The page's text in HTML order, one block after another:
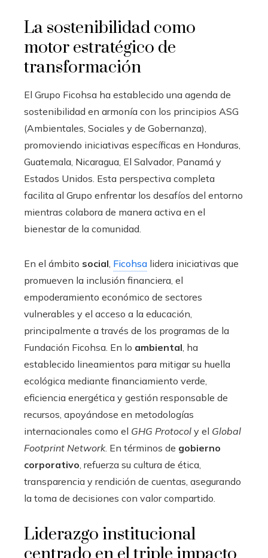
La sostenibilidad como
motor estratégico de
transformación
El Grupo Ficohsa ha establecido una agenda de
sostenibilidad en armonía con los principios ASG
(Ambientales, Sociales y de Gobernanza),
promoviendo iniciativas específicas en Honduras,
Guatemala, Nicaragua, El Salvador, Panamá y
Estados Unidos. Esta perspectiva completa
facilita al Grupo enfrentar los desafíos del entorno
mientras colabora de manera activa en el
bienestar de la comunidad.
En el ámbito social Ficohsa lidera iniciativas que
promueven la inclusión financiera, el
empoderamiento económico de sectores
vulnerables y el acceso a la educación,
principalmente a través de los programas de la
Fundación Ficohsa. En lo ambiental , ha
establecido lineamientos para mitigar su huella
ecológica mediante financiamiento verde,
eficiencia energética y gestión responsable de
recursos, apoyándose en metodologías
internacionales como el GHG Protocol y el Global
Footprint Network. En términos de gobierno
corporativo , refuerza su cultura de ética,
transparencia y rendición de cuentas, asegurando
la toma de decisiones con valor compartido.
Liderazgo institucional